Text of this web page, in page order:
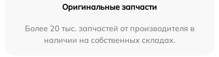
Оригинальные запчасти
Более 20 тыс. запчастей от производителя в
наличии на собственных складах.